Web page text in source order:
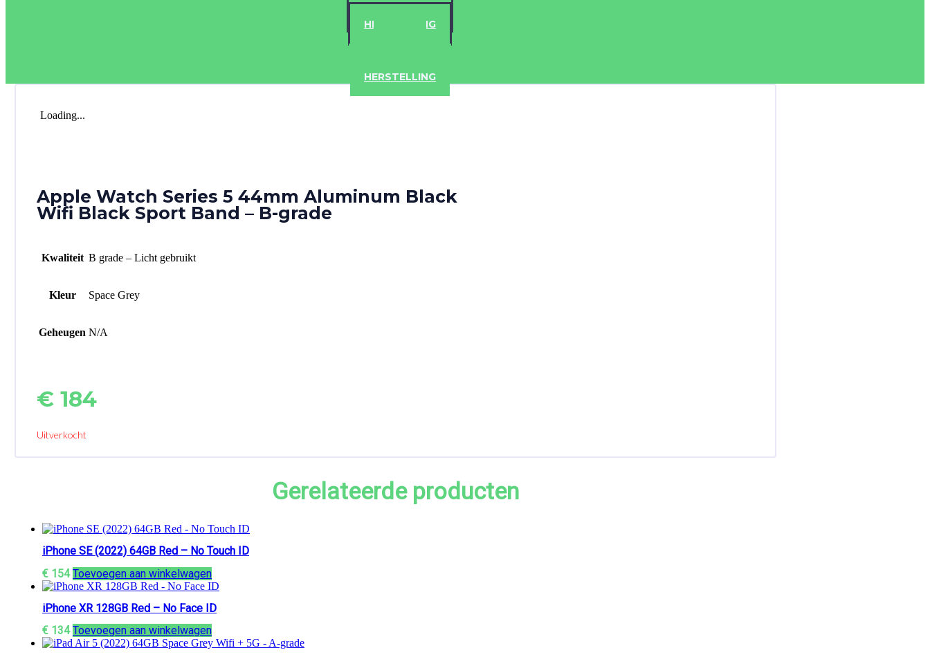
HERSTELLING
HERSTELLING
Loading...
Apple Watch Series 5 44mm Aluminum Black
Wifi Black Sport Band – B-grade
Kwaliteit B grade – Licht gebruikt
Kleur Space Grey
Geheugen N/A
€ 184
Uitverkocht
Gerelateerde producten
iPhone SE (2022) 64GB Red – No Touch ID
€ 154 Toevoegen aan winkelwagen
iPhone XR 128GB Red – No Face ID
€ 134 Toevoegen aan winkelwagen